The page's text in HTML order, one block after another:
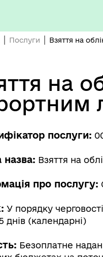
Послуги Взяття на
на
послуги:
назва: Взяття на
про послугу:
У порядку
днів (календарні)
Безоплатне